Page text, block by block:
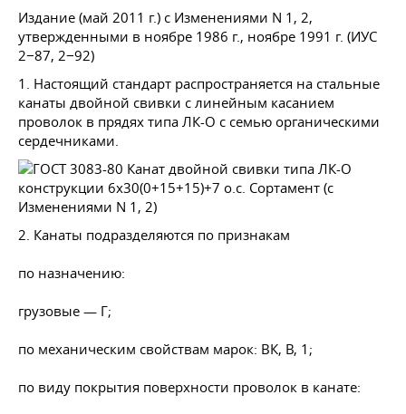
Издание (май 2011 г.) с Изменениями N 1, 2,
утвержденными в ноябре 1986 г., ноябре 1991 г. (ИУС
2−87, 2−92)
1. Настоящий стандарт распространяется на стальные
канаты двойной свивки с линейным касанием
проволок в прядях типа ЛК-О с семью органическими
сердечниками.
2. Канаты подразделяются по признакам
по назначению:
грузовые — Г;
по механическим свойствам марок: ВК, В, 1;
по виду покрытия поверхности проволок в канате: